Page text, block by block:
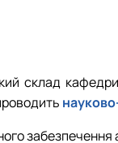
склад кафедри
забезпечення